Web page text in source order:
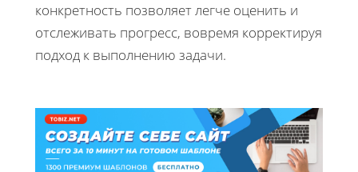
конкретность позволяет легче оценить и
отслеживать прогресс, вовремя корректируя
подход к выполнению задачи.